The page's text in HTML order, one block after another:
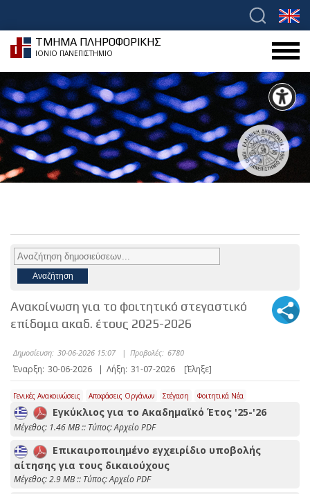
ΤΜΗΜΑ ΠΛΗΡΟΦΟΡΙΚΗΣ
ΙΟΝΙΟ ΠΑΝΕΠΙΣΤΗΜΙΟ
Ανακοίνωση για το φοιτητικό στεγαστικό
επίδομα ακαδ. έτους 2025-2026
Δημοσίευση: 30-06-2026 15:07 | Προβολές: 6780
Έναρξη: 30-06-2026 | Λήξη: 31-07-2026 [Έληξε]
Γενικές Ανακοινώσεις Αποφάσεις Οργάνων Στέγαση Φοιτητικά Νέα
Εγκύκλιος για το Ακαδημαϊκό Έτος '25-'26
Mέγεθος: 1.46 MB :: Τύπος: Αρχείο PDF
Επικαιροποιημένο εγχειρίδιο υποβολής
αίτησης για τους δικαιούχους
Mέγεθος: 2.9 MB :: Τύπος: Αρχείο PDF